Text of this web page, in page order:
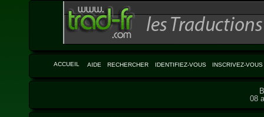
ACCUEIL AIDE RECHERCHER IDENTIFIEZ-VOUS INSCRIVEZ-VOUS
08